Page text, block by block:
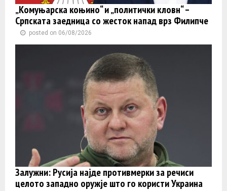
„Комуњарска коњино“ и „политички кловн“ –
Српската заедница со жесток напад врз Филипче
posted on 06/08/2026
Залужни: Русија најде противмерки за речиси
целото западно оружје што го користи Украина